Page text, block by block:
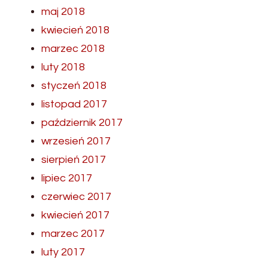
maj 2018
kwiecień 2018
marzec 2018
luty 2018
styczeń 2018
listopad 2017
październik 2017
wrzesień 2017
sierpień 2017
lipiec 2017
czerwiec 2017
kwiecień 2017
marzec 2017
luty 2017